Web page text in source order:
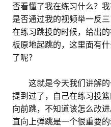
否看懂了我在练习什么？
是否通过我的视频举一反
在练习跳投的时候，给出
板原地起跳的，这里面有
了呢？
这就是今天我们讲解
提到过了，自己在练习投
向前跳，不知道该怎么改
直向上弹跳是一个很重要